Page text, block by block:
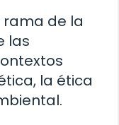
rama de la
las
la ética